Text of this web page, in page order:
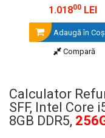
1.01800LEI
Adaugă în Coş
Compară
Calculator
SFF, Intel Core
8GB DDR5,